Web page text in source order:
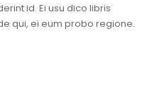
id. Ei usu dico libris
qui, ei eum probo regione.